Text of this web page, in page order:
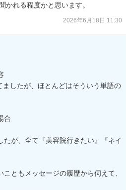
かれる程度かと思います。
2026年6月18日 11:30
したが、ほとんどはそういう単語の
合
が、全て『美容院行きたい』『ネイ
ともメッセージの履歴から伺えて、